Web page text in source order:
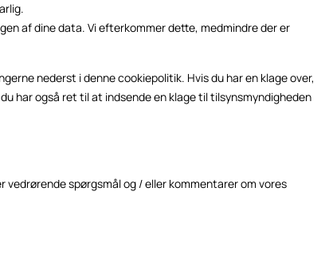
af ​​dine data. Vi efterkommer dette, medmindre der er
nederst i denne cookiepolitik. Hvis du har en klage over,
har også ret til at indsende en klage til tilsynsmyndigheden
spørgsmål og / eller kommentarer om vores